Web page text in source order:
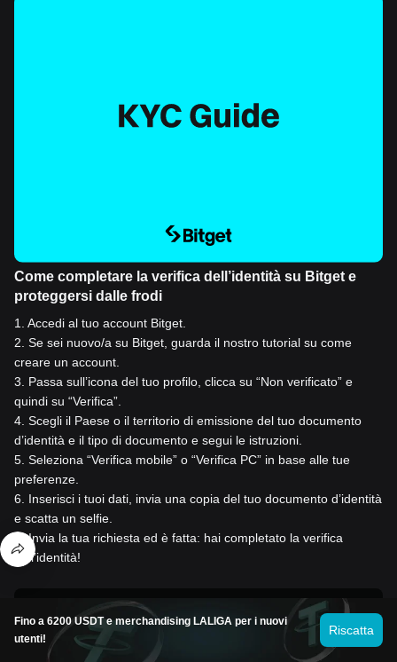
Come completare la verifica dell’identità su Bitget e
proteggersi dalle frodi
1
Accedi al tuo account Bitget.
2 Se sei nuovo/a su Bitget, guarda il nostro tutorial su come
creare un account.
3
Passa sull’icona del tuo profilo, clicca su “Non verificato” e
quindi su “Verifica”.
4 Scegli il Paese o il territorio di emissione del tuo documento
d’identità e il tipo di documento e segui le istruzioni.
5 Seleziona “Verifica mobile” o “Verifica PC” in base alle tue
preferenze.
6
Inserisci i tuoi dati, invia una copia del tuo documento d’identità
e scatta un selfie.
.Invia la tua richiesta ed è fatta: hai completato la verifica
dell’identità!
Acquista AB per 1 USD
Fino a 6200 USDT e merchandising LALIGA per i nuovi
utenti!
Riscatta